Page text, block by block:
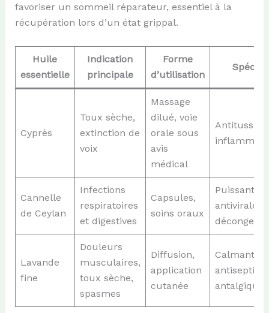
favoriser un sommeil réparateur, essentiel à la
récupération lors d’un état grippal.
Huile
essentielle
Indication
principale
Forme
d’utilisation
Cyprès
Toux sèche,
extinction de
voix
Massage
dilué, voie
orale sous
avis
médical
Cannelle
de Ceylan
Infections
respiratoires
et digestives
Capsules,
soins oraux
Puissante
antivirale,
Lavande
fine
Douleurs
musculaires,
toux sèche,
spasmes
Diffusion,
application
cutanée
Calmante,
antalgique